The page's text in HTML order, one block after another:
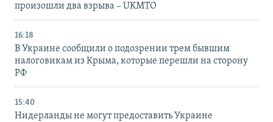
произошли два взрыва – UKMTO
16:18
В Украине сообщили о подозрении трем бывшим
налоговикам из Крыма, которые перешли на сторону
РФ
15:40
Нидерланды не могут предоставить Украине